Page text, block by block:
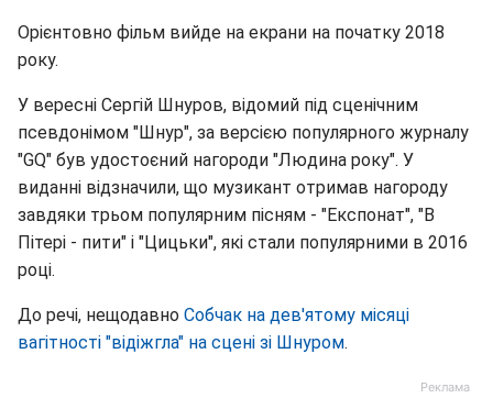
Орієнтовно фільм вийде на екрани на початку 2018
року.
У вересні Сергій Шнуров, відомий під сценічним
псевдонімом "Шнур", за версією популярного журналу
"GQ" був удостоєний нагороди "Людина року". У
виданні відзначили, що музикант отримав нагороду
завдяки трьом популярним пісням - "Експонат", "В
Пітері - пити" і "Цицьки", які стали популярними в 2016
році.
До речі, нещодавно Собчак на дев'ятому місяці
вагітності "відіжгла" на сцені зі Шнуром.